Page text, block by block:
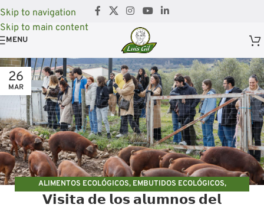
Skip to navigation
Skip to main content
MENU
26
MAR
ALIMENTOS ECOLÓGICOS, EMBUTIDOS ECOLÓGICOS,
GASTRONOMÍA
𝗩𝗶𝘀𝗶𝘁𝗮 𝗱𝗲 𝗹𝗼𝘀 𝗮𝗹𝘂𝗺𝗻𝗼𝘀 𝗱𝗲𝗹